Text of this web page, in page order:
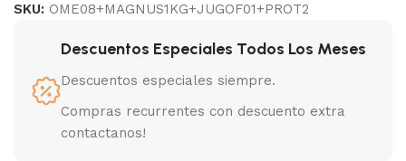
SKU: OME08+MAGNUS1KG+JUGOF01+PROT2
Descuentos Especiales Todos Los Meses
Descuentos especiales siempre.
Compras recurrentes con descuento extra
contactanos!